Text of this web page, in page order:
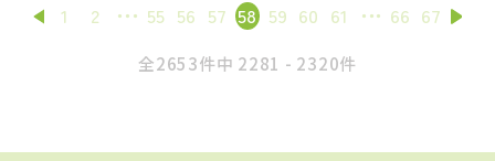
1 2 55 56 57 58 59 60 61 66 67
全2653件中 2281 - 2320件